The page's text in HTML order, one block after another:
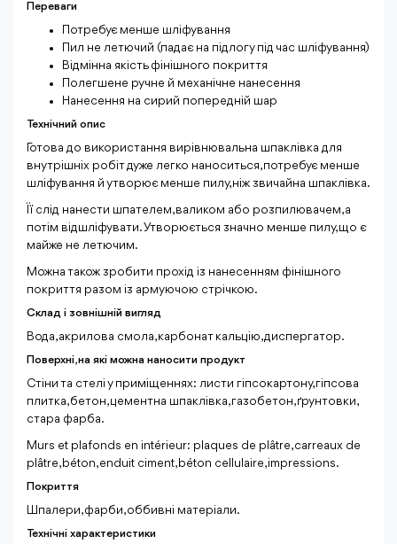
Переваги
Потребує менше шліфування
Пил не летючий (падає на підлогу під час шліфування)
Відмінна якість фінішного покриття
Полегшене ручне й механічне нанесення
Нанесення на сирий попередній шар
Технічний опис
Готова до використання вирівнювальна шпаклівка для
внутрішніх робіт дуже легко наноситься, потребує менше
шліфування й утворює менше пилу, ніж звичайна шпаклівка.
Її слід нанести шпателем, валиком або розпилювачем, а
потім відшліфувати. Утворюється значно менше пилу, що є
майже не летючим.
Можна також зробити прохід із нанесенням фінішного
покриття разом із армуючою стрічкою.
Склад і зовнішній вигляд
Вода, акрилова смола, карбонат кальцію, диспергатор.
Поверхні, на які можна наносити продукт
Стіни та стелі у приміщеннях: листи гіпсокартону, гіпсова
плитка, бетон, цементна шпаклівка, газобетон, ґрунтовки,
стара фарба.
Murs et plafonds en intérieur: plaques de plâtre, carreaux de
plâtre, béton, enduit ciment, béton cellulaire, impressions.
Покриття
Шпалери, фарби, оббивні матеріали.
Технічні характеристики